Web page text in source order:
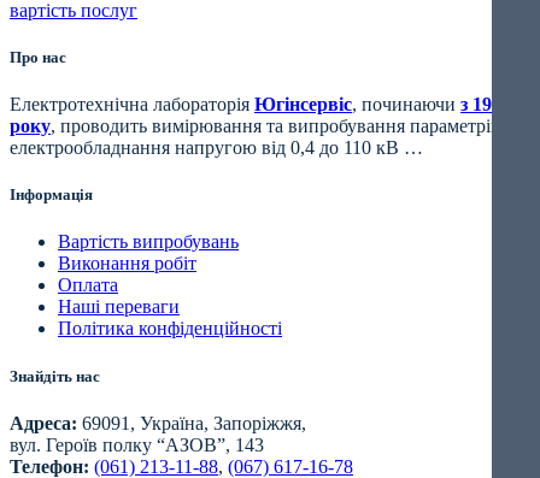
вартість послуг
Про нас
Електротехнічна лабораторія Югінсервіс, починаючи з 1994
року, проводить вимірювання та випробування параметрів
електрообладнання напругою від 0,4 до 110 кВ …
Інформація
Вартість випробувань
Виконання робіт
Оплата
Наші переваги
Політика конфіденційності
Знайдіть нас
Адреса: 69091, Україна, Запоріжжя,
вул. Героїв полку “АЗОВ”, 143
Телефон: (061) 213-11-88, (067) 617-16-78